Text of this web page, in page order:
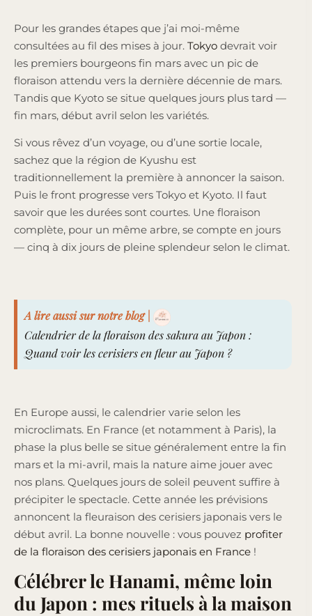
Pour les grandes étapes que j’ai moi-même
consultées au fil des mises à jour. Tokyo devrait voir
les premiers bourgeons fin mars avec un pic de
floraison attendu vers la dernière décennie de mars.
Tandis que Kyoto se situe quelques jours plus tard —
fin mars, début avril selon les variétés.
Si vous rêvez d’un voyage, ou d’une sortie locale,
sachez que la région de Kyushu est
traditionnellement la première à annoncer la saison.
Puis le front progresse vers Tokyo et Kyoto. Il faut
savoir que les durées sont courtes. Une floraison
complète, pour un même arbre, se compte en jours
— cinq à dix jours de pleine splendeur selon le climat.
A lire aussi sur notre blog |
Calendrier de la floraison des sakura au Japon :
Quand voir les cerisiers en fleur au Japon ?
En Europe aussi, le calendrier varie selon les
microclimats. En France (et notamment à Paris), la
phase la plus belle se situe généralement entre la fin
mars et la mi-avril, mais la nature aime jouer avec
nos plans. Quelques jours de soleil peuvent suffire à
précipiter le spectacle. Cette année les prévisions
annoncent la fleuraison des cerisiers japonais vers le
début avril. La bonne nouvelle : vous pouvez profiter
de la floraison des cerisiers japonais en France !
Célébrer le Hanami, même loin
du Japon : mes rituels à la maison